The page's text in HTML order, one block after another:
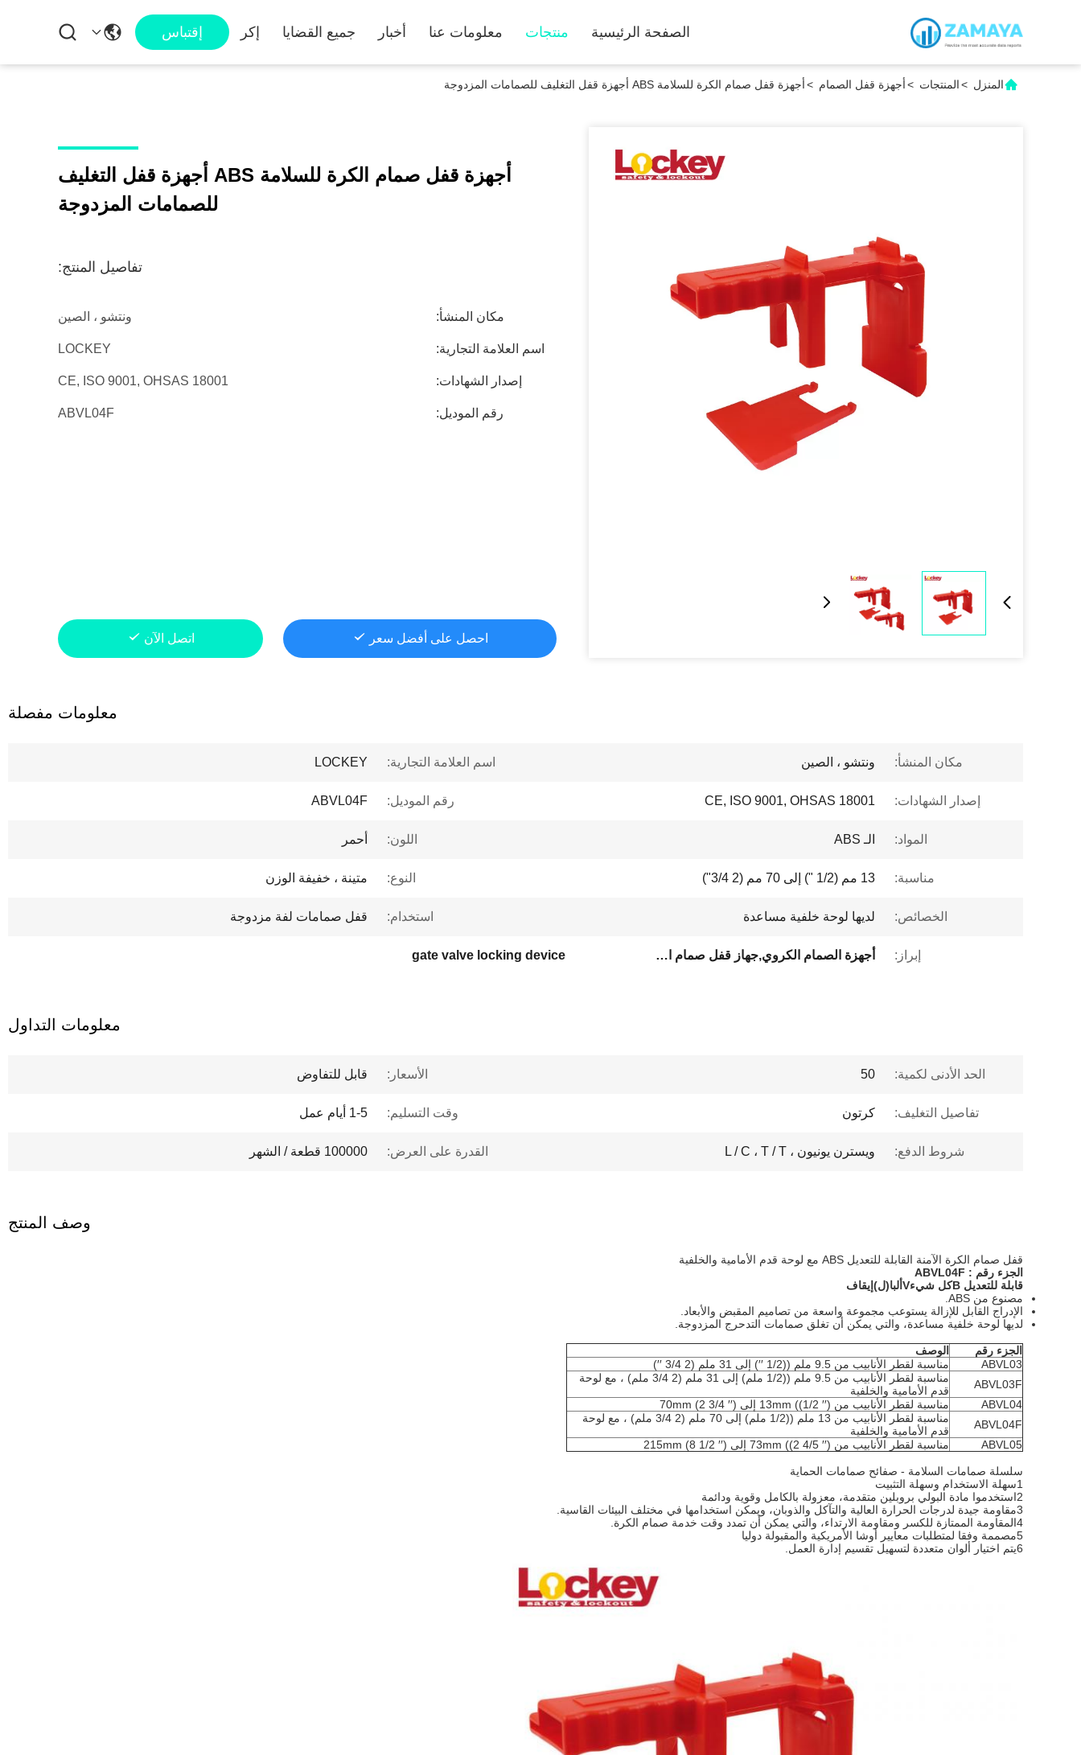
الصفحة الرئيسية منتجات معلومات عنا أخبار جميع القضايا إكر إقتباس
المنزل >المنتجات >أجهزة قفل الصمام >أجهزة قفل صمام الكرة للسلامة ABS أجهزة قفل التغليف للصمامات المزدوجة
أجهزة قفل صمام الكرة للسلامة ABS أجهزة قفل التغليف
للصمامات المزدوجة
تفاصيل المنتج:
مكان المنشأ: ونتشو ، الصين
اسم العلامة التجارية: LOCKEY
إصدار الشهادات: CE, ISO 9001, OHSAS 18001
رقم الموديل: ABVL04F
احصل على أفضل سعر اتصل الآن
معلومات مفصلة
مكان المنشأ: ونتشو ، الصين اسم العلامة التجارية: LOCKEY
إصدار الشهادات: CE, ISO 9001, OHSAS 18001 رقم الموديل: ABVL04F
المواد: الـ ABS اللون: أحمر
مناسبة: 13 مم (1/2 ") إلى 70 مم (2 3/4") النوع: متينة ، خفيفة الوزن
الخصائص: لديها لوحة خلفية مساعدة استخدام: قفل صمامات لفة مزدوجة
إبراز: أجهزة الصمام الكروي,جهاز قفل صمام البوابة gate valve locking device
معلومات التداول
الحد الأدنى لكمية: 50 الأسعار: قابل للتفاوض
تفاصيل التغليف: كرتون وقت التسليم: 1-5 أيام عمل
شروط الدفع: ويسترن يونيون ، L / C ، T / T القدرة على العرض: 100000 قطعة / الشهر
وصف المنتج
قفل صمام الكرة الآمنة القابلة للتعديل ABS مع لوحة قدم الأمامية والخلفية
الجزء رقم : ABVL04F
قابلة للتعديل B
كل شيءV ألبا(ل) إيقاف
مصنوع من ABS.
الإدراج القابل للإزالة يستوعب مجموعة واسعة من تصاميم المقبض والأبعاد.
لديها لوحة خلفية مساعدة، والتي يمكن أن تغلق صمامات التدحرج المزدوجة.
الجزء رقم
الوصف
ABVL03
مناسبة لقطر الأنابيب من 9.5 ملم ((1/2 ′′) إلى 31 ملم (2 3/4 ′′)
ABVL03F
مناسبة لقطر الأنابيب من 9.5 ملم ((1/2 ملم) إلى 31 ملم (2 3/4 ملم) ، مع لوحة
قدم الأمامية والخلفية
ABVL04
مناسبة لقطر الأنابيب من 13mm ((1/2 ′′) إلى 70mm (2 3/4 ′′)
ABVL04F
مناسبة لقطر الأنابيب من 13 ملم ((1/2 ملم) إلى 70 ملم (2 3/4 ملم) ، مع لوحة
قدم الأمامية والخلفية
ABVL05
مناسبة لقطر الأنابيب من 73mm ((2 4/5 ′′) إلى 215mm (8 1/2 ′′)
سلسلة صمامات السلامة - صفائح صمامات الحماية
1سهلة الاستخدام وسهلة التثبيت
2استخدموا مادة البولي بروبلين متقدمة، معزولة بالكامل وقوية ودائمة
3مقاومة جيدة لدرجات الحرارة العالية والتآكل والذوبان، ويمكن استخدامها في مختلف البيئات القاسية.
4المقاومة الممتازة للكسر ومقاومة الارتداء، والتي يمكن أن تمدد وقت خدمة صمام الكرة.
5مصممة وفقا لمتطلبات معايير أوشا الأمريكية والمقبولة دوليا
6يتم اختيار ألوان متعددة لتسهيل تقسيم إدارة العمل.